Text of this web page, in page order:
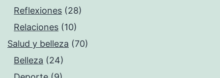
Reflexiones (28)
Relaciones (10)
Salud y belleza (70)
Belleza (24)